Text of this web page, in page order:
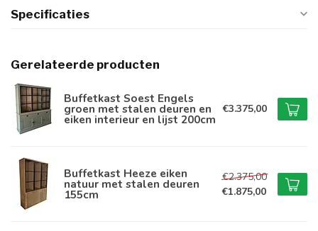
Specificaties
Gerelateerde producten
Buffetkast Soest Engels
groen met stalen deuren en
eiken interieur en lijst 200cm
€3.375,00
Buffetkast Heeze eiken
natuur met stalen deuren
155cm
€2.375,00
€1.875,00